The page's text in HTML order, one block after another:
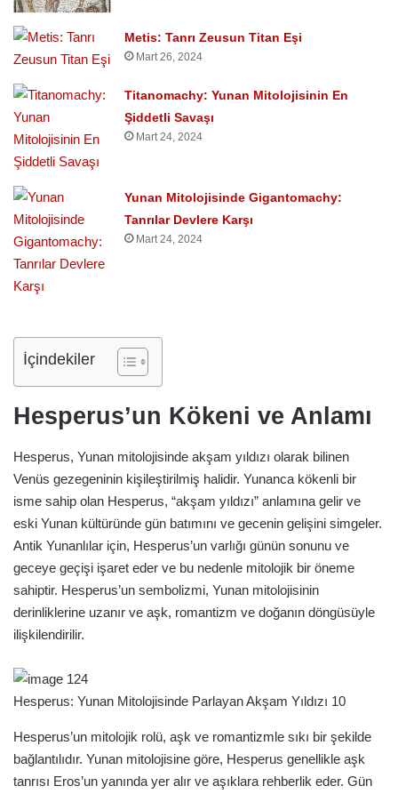
Metis: Tanrı Zeusun Titan Eşi
Mart 26, 2024
Titanomachy: Yunan Mitolojisinin En
Şiddetli Savaşı
Mart 24, 2024
Yunan Mitolojisinde Gigantomachy:
Tanrılar Devlere Karşı
Mart 24, 2024
İçindekiler
Hesperus’un Kökeni ve Anlamı
Hesperus, Yunan mitolojisinde akşam yıldızı olarak bilinen
Venüs gezegeninin kişileştirilmiş halidir. Yunanca kökenli bir
isme sahip olan Hesperus, “akşam yıldızı” anlamına gelir ve
eski Yunan kültüründe gün batımını ve gecenin gelişini simgeler.
Antik Yunanlılar için, Hesperus’un varlığı günün sonunu ve
geceye geçişi işaret eder ve bu nedenle mitolojik bir öneme
sahiptir. Hesperus’un sembolizmi, Yunan mitolojisinin
derinliklerine uzanır ve aşk, romantizm ve doğanın döngüsüyle
ilişkilendirilir.
Hesperus: Yunan Mitolojisinde Parlayan Akşam Yıldızı 10
Hesperus’un mitolojik rolü, aşk ve romantizmle sıkı bir şekilde
bağlantılıdır. Yunan mitolojisine göre, Hesperus genellikle aşk
tanrısı Eros’un yanında yer alır ve aşıklara rehberlik eder. Gün